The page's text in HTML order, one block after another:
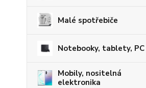
Malé spotřebiče
Notebooky, tablety, PC
Mobily, nositelná
elektronika